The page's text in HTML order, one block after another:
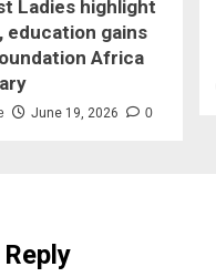
Ladies highlight
education gains
Africa
June 19, 2026 0